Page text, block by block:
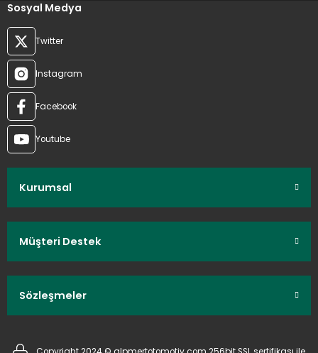
Sosyal Medya
Twitter
Instagram
Facebook
Youtube
Kurumsal
Müşteri Destek
Sözleşmeler